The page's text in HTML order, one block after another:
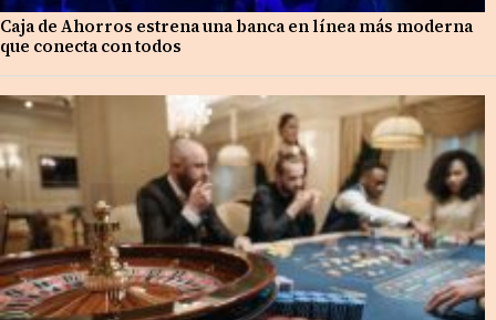
Caja de Ahorros estrena una banca en línea más moderna
que conecta con todos